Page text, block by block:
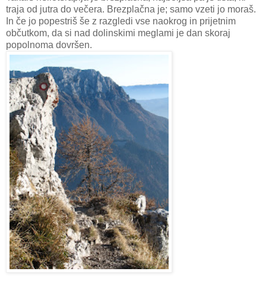
traja od jutra do večera. Brezplačna je; samo vzeti jo moraš.
In če jo popestriš še z razgledi vse naokrog in prijetnim
občutkom, da si nad dolinskimi meglami je dan skoraj
popolnoma dovršen.